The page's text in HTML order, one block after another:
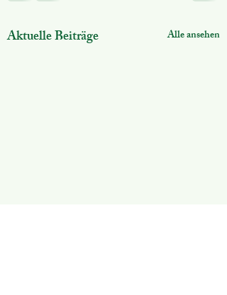
Aktuelle Beiträge Alle ansehen